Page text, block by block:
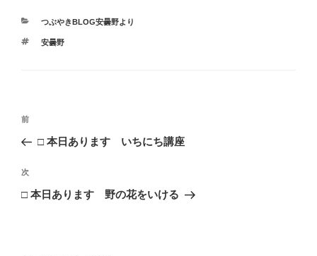
カ
ゴ
つぶやきBLOG安曇野より
タ
安曇野
投
ビ
ゲ
過
去
投
稿
前
□ 本日あります いちにち講座
次
の
次
□ 本日あります 野の花をいける